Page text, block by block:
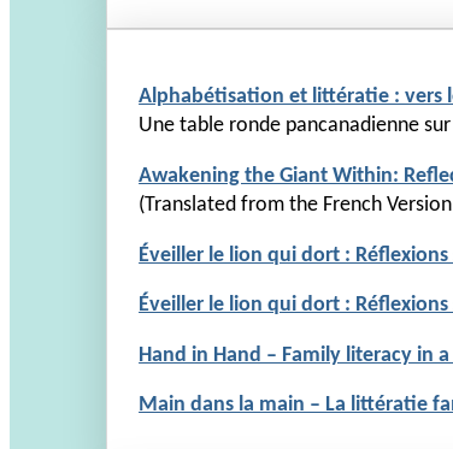
Alphabétisation et littératie : vers
Une table ronde pancanadienne
Awakening the Giant Within:
(Translated from the French
Éveiller le lion qui dort :
Éveiller le lion qui dort :
Hand in Hand – Family literacy in
Main dans la main – La littératie